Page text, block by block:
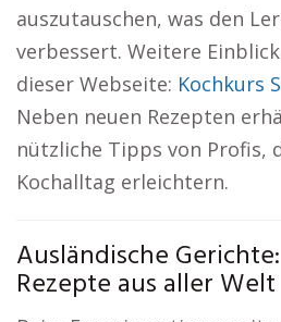
auszutauschen, was den
verbessert. Weitere
dieser Webseite: Kochkurs
Neben neuen Rezepten
nützliche Tipps von Profis,
Kochalltag erleichtern.
Ausländische
Rezepte aus aller Welt